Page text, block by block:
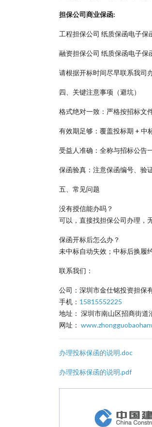
担保公司商业保函:
工程担保公司 纸质保函电子
融资担保公司 纸质保函电子
请根据开标时间尽早联系我司
四、关键注意事项（避坑）
格式绝对一致：严格按招标文
有效期足够：覆盖投标期 + 中
受益人准确：全称与招标公告
保函验真：注意保函编号、验
五、常见问题
没有授信能办吗？
可以，直接找担保公司办理，
保函开标后怎么办？
未中标自动失效；中标后换履
联系我们：
公司：深圳市金仕铭投资担保
手机： 15815552225
地址： 深圳市南山区招商街
网址：
办理投标保函的说明.doc
办理投标保函的说明.pdf